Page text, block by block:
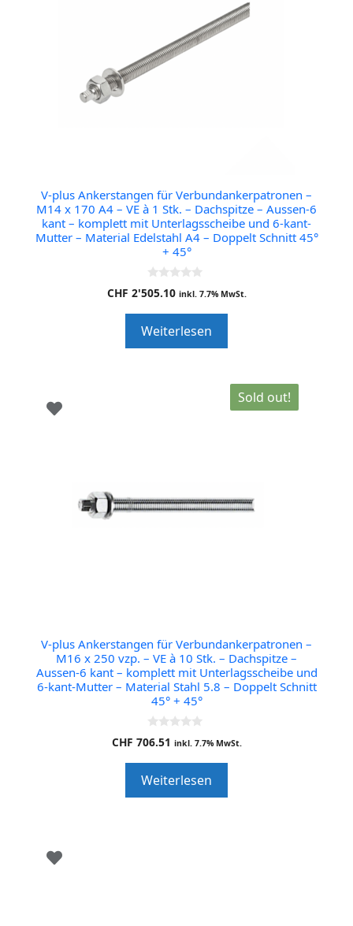
Menge
V-plus Ankerstangen für Verbundankerpatronen –
M14 x 170 A4 – VE à 1 Stk. – Dachspitze – Aussen-6
kant – komplett mit Unterlagsscheibe und 6-kant-
Mutter – Material Edelstahl A4 – Doppelt Schnitt 45°
+ 45°
0
o
o
f
5
CHF 2'505.10 inkl. 7.7% MwSt.
Weiterlesen
Sold out!
V-plus Ankerstangen für Verbundankerpatronen –
M16 x 250 vzp. – VE à 10 Stk. – Dachspitze –
Aussen-6 kant – komplett mit Unterlagsscheibe und
6-kant-Mutter – Material Stahl 5.8 – Doppelt Schnitt
45° + 45°
0
o
o
f
5
CHF 706.51 inkl. 7.7% MwSt.
Weiterlesen